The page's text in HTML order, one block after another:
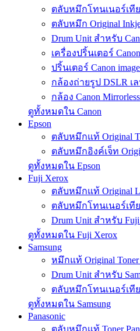
ตลับหมึกโทนเนอร์เทีย
ตลับหมึก Original
Drum Unit สำหรับ
เครื่องปริ้นเตอร์
ปริ้นเตอร์ Canon
กล้องถ่ายรูป DSLR เล
กล้อง Canon
ดูทั้งหมดใน Canon
Epson
ตลับหมึกแท้ Original
ตลับหมึกอิงค์เจ็ท
ดูทั้งหมดใน Epson
Fuji Xerox
ตลับหมึกแท้ Original
ตลับหมึกโทนเนอร์เทีย
Drum Unit สำหรับ
ดูทั้งหมดใน Fuji Xerox
Samsung
หมึกแท้ Original Toner
Drum Unit สำหรับ
ตลับหมึกโทนเนอร์เทีย
ดูทั้งหมดใน Samsung
Panasonic
ตลับหมึกแท้ Toner